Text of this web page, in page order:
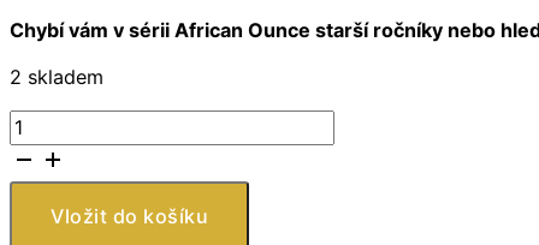
Chybí vám v sérii African Ounce starší ročníky nebo
2 skladem
BH
Mayer
Kunstprageanstalt
GmbHVložit do košíku